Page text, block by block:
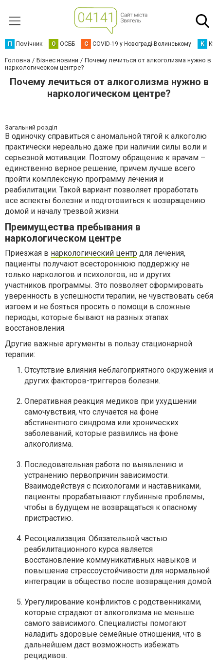
П Помічник О ОСББ C COVID-19 у Новограді-Волинському К
Головна Бізнес новини
Почему лечиться от алкоголизма нужно в
наркологическом центре?
Почему лечиться от алкоголизма нужно в
наркологическом центре?
Загальний розділ
В одиночку справиться с аномальной тягой к алкоголю
практически нереально даже при наличии силы воли и
серьезной мотивации. Поэтому обращение к врачам –
единственно верное решение, причем лучше всего
пройти комплексную программу лечения и
реабилитации. Такой вариант позволяет проработать
все аспекты болезни и подготовиться к возвращению
домой и началу трезвой жизни.
Преимущества пребывания в
наркологическом центре
Приезжая в наркологический центр для лечения,
пациенты получают всестороннюю поддержку не
только наркологов и психологов, но и других
участников программы. Это позволяет сформировать
уверенность в успешности терапии, не чувствовать себя
изгоем и не бояться просить о помощи в сложные
периоды, которые бывают на разных этапах
восстановления.
Другие важные аргументы в пользу стационарной
терапии:
Отсутствие влияния неблагоприятного окружения и
других факторов-триггеров болезни.
Оперативная реакция медиков при ухудшении
самочувствия, что случается на фоне
абстинентного синдрома или хронических
заболеваний, которые развились на фоне
алкоголизма.
Последовательная работа по выявлению и
устранению первопричин зависимости.
Взаимодействуя с психологами и наставниками,
пациенты прорабатывают глубинные проблемы,
чтобы в будущем не возвращаться к опасному
пристрастию.
Ресоциализация. Обязательной частью
реабилитационного курса является
восстановление коммуникативных навыков и
повышение стрессоустойчивости для нормальной
интеграции в общество после возвращения домой.
Урегулирование конфликтов с родственниками,
которые страдают от алкоголизма не меньше
самого зависимого. Специалисты помогают
наладить здоровые семейные отношения, что в
дальнейшем даст возможность избежать
рецидивов.